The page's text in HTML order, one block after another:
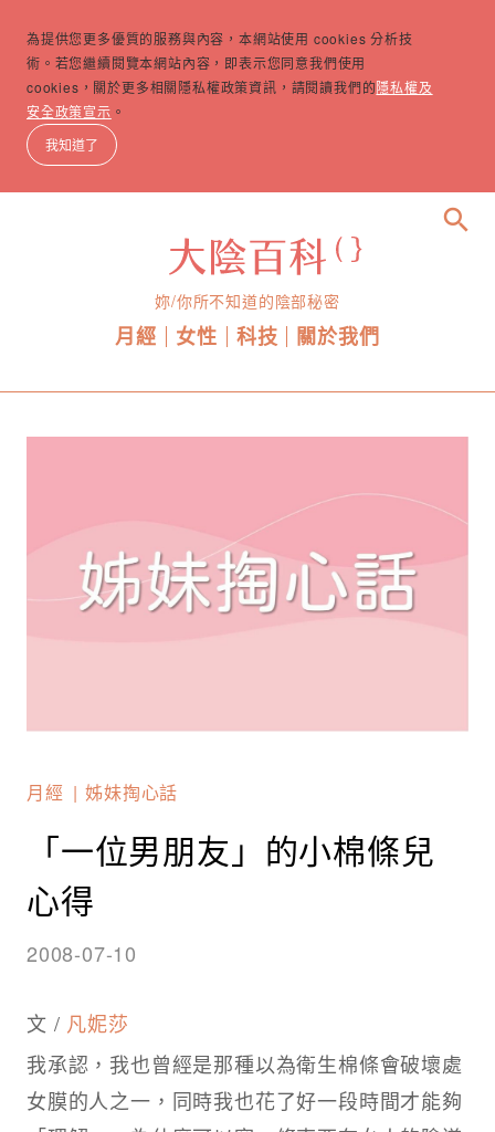
為提供您更多優質的服務與內容，本網站使用 cookies 分析技
術。若您繼續閱覽本網站內容，即表示您同意我們使用
cookies，關於更多相關隱私權政策資訊，請閱讀我們的隱私權及
安全政策宣示 。
我知道了
妳/你所不知道的陰部秘密
月經 女性 科技 關於我們
search
月經 姊妹掏心話
「一位男朋友」的小棉條兒
心得
2008-07-10
文 / 凡妮莎
我承認，我也曾經是那種以為衛生棉條會破壞處
女膜的人之一，同時我也花了好一段時間才能夠